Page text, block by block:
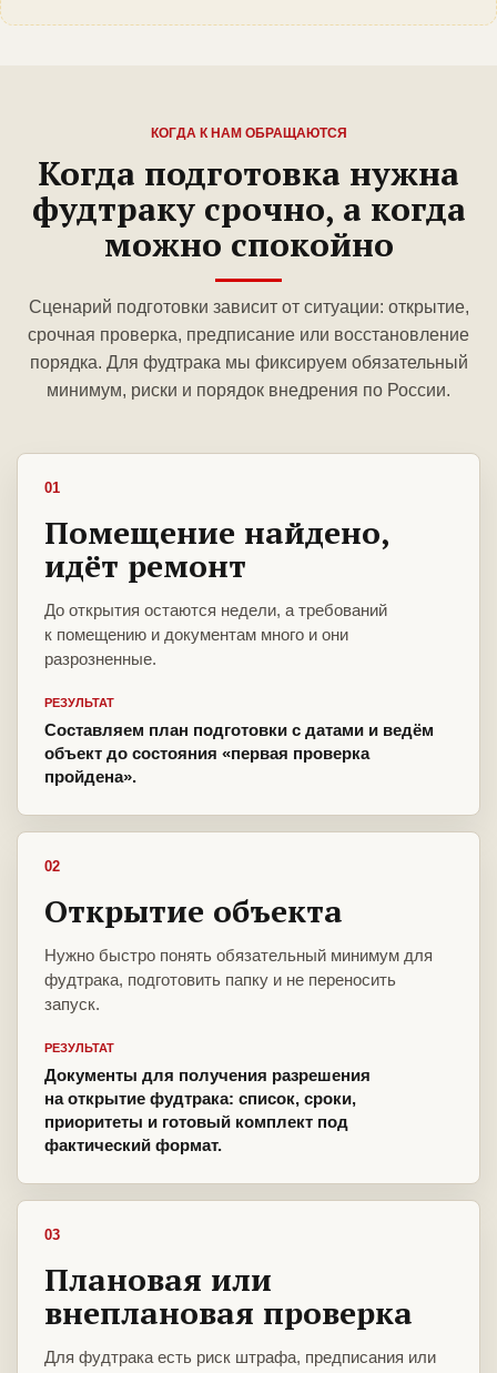
КОГДА К НАМ ОБРАЩАЮТСЯ
Когда подготовка нужна
фудтраку срочно, а когда
можно спокойно
Сценарий подготовки зависит от ситуации: открытие,
срочная проверка, предписание или восстановление
порядка. Для фудтрака мы фиксируем обязательный
минимум, риски и порядок внедрения по России.
01
Помещение найдено,
идёт ремонт
До открытия остаются недели, а требований
к помещению и документам много и они
разрозненные.
РЕЗУЛЬТАТ
Составляем план подготовки с датами и ведём
объект до состояния «первая проверка
пройдена».
02
Открытие объекта
Нужно быстро понять обязательный минимум для
фудтрака, подготовить папку и не переносить
запуск.
РЕЗУЛЬТАТ
Документы для получения разрешения
на открытие фудтрака: список, сроки,
приоритеты и готовый комплект под
фактический формат.
03
Плановая или
внеплановая проверка
Для фудтрака есть риск штрафа, предписания или